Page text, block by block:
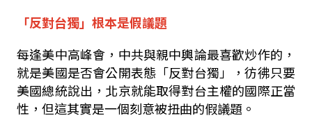
「反對台獨」根本是假議題
每逢美中高峰會，中共與親中輿論最喜歡炒作的，
就是美國是否會公開表態「反對台獨」，彷彿只要
美國總統說出，北京就能取得對台主權的國際正當
性，但這其實是一個刻意被扭曲的假議題。